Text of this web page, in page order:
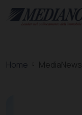
Home MediaNews